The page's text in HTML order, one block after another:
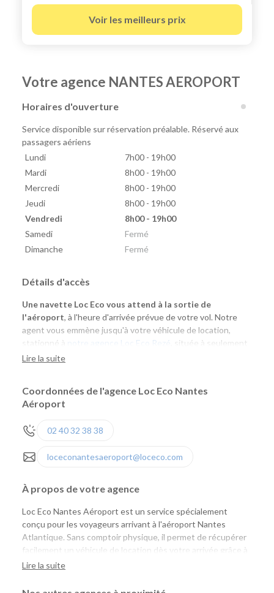
Voir les meilleurs prix
Votre agence NANTES AEROPORT
Horaires d'ouverture
Service disponible sur réservation préalable. Réservé aux
passagers aériens
Lundi
7h00 - 19h00
Mardi
8h00 - 19h00
Mercredi
8h00 - 19h00
Jeudi
8h00 - 19h00
Vendredi
8h00 - 19h00
Samedi
Fermé
Dimanche
Fermé
Détails d'accès
Une navette Loc Eco vous attend à la sortie de
l'aéroport, à l'heure d'arrivée prévue de votre vol. Notre
agent vous emmène jusqu'à votre véhicule de location,
stationné à
notre agence Loc Eco Rezé
, située à seulement
4 kilomètres.
votre véhicule à l’agence Loc Eco Rezé 1 heure avant
l'enregistrement de votre vol.
Lire la suite
Coordonnées de l'agence Loc Eco Nantes
Aéroport
02 40 32 38 38
loceconantesaeroport@loceco.com
À propos de votre agence
Loc Eco Nantes Aéroport est un service spécialement
conçu pour les voyageurs arrivant à l'aéroport Nantes
Atlantique. Sans comptoir physique, il permet de récupérer
facilement un véhicule de location dès votre arrivée grâce à
une navette assurée sur réservation. Un agent Loc Eco vous
notre agence de Rezé, située à seulement quelques
Lire la suite